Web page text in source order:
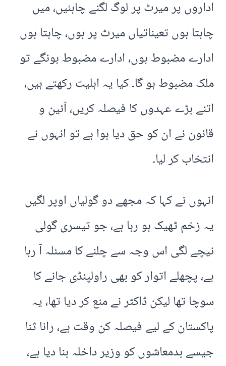
اداروں پر میرٹ پر لوگ لگنے چاہئیں، میں
چاہتا ہوں تعیناتیاں میرٹ پر ہوں، چاہتا ہوں
ادارے مضبوط ہوں، ادارے مضبوط ہونگے تو
ملک مضبوط ہو گا۔ کیا یہ اہلیت رکھتے ہیں،
اتنے بڑے عہدوں کا فیصلہ کریں، آئین و
قانون نے ان کو حق دیا ہوا ہے تو انہوں نے
انتخاب کر لیا۔
انہوں نے کہا کہ مجھے دو گولیاں اوپر لگیں
یہ زخم ٹھیک ہو رہا ہے، جو تیسری گولی
نیچے لگی اس وجہ سے چلنے کا مسئلہ آ رہا
ہے، پچھلے اتوار کو بھی راولپنڈی جانے کا
سوچا تھا لیکن ڈاکٹر نے منع کر دیا تھا، یہ
پاکستان کے لیے فیصلہ کن وقت ہے، رانا ثنا
جیسے بدمعاشوں کو وزیر داخلہ بنا دیا ہے،